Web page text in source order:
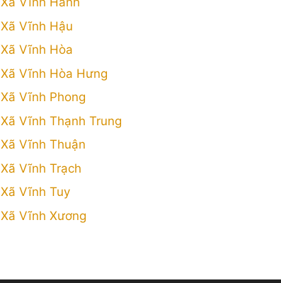
Xã Vĩnh Hậu
Xã Vĩnh Hòa
Xã Vĩnh Hòa Hưng
Xã Vĩnh Phong
Xã Vĩnh Thạnh Trung
Xã Vĩnh Thuận
Xã Vĩnh Trạch
Xã Vĩnh Tuy
Xã Vĩnh Xương